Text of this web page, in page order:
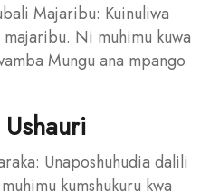
Majaribu: Kuinuliwa
Ni muhimu kuwa
Mungu ana mpango
Unaposhuhudia dalili
kumshukuru kwa